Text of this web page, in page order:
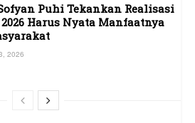
Puhi Tekankan Realisasi
2026 Harus Nyata Manfaatnya
2026